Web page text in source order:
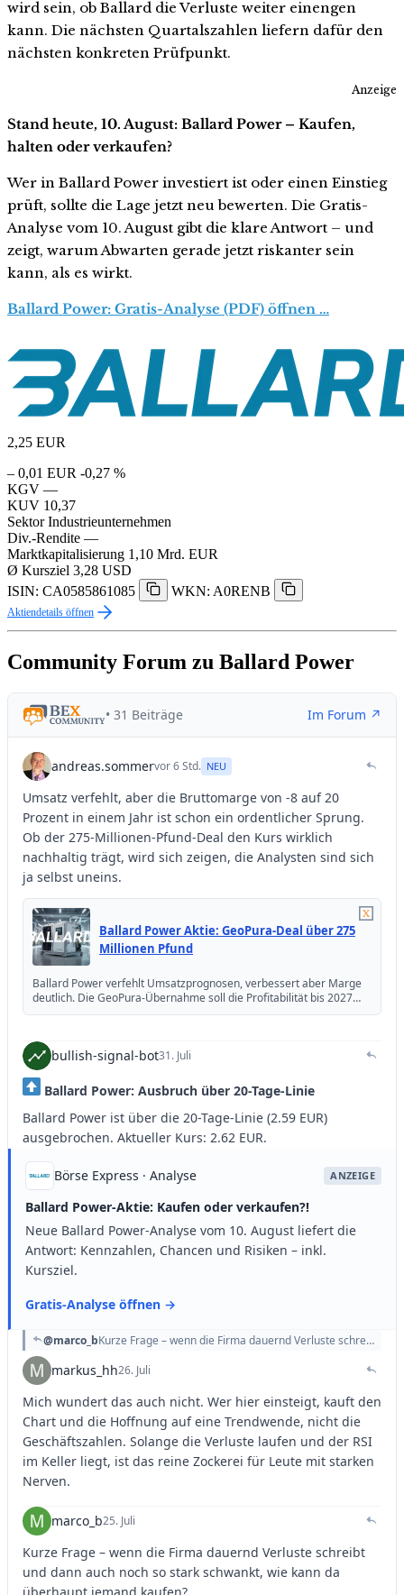
wird sein, ob Ballard die Verluste weiter einengen
kann. Die nächsten Quartalszahlen liefern dafür den
nächsten konkreten Prüfpunkt.
Anzeige
Stand heute, 10. August: Ballard Power – Kaufen,
halten oder verkaufen?
Wer in Ballard Power investiert ist oder einen Einstieg
prüft, sollte die Lage jetzt neu bewerten. Die Gratis-
Analyse vom 10. August gibt die klare Antwort – und
zeigt, warum Abwarten gerade jetzt riskanter sein
kann, als es wirkt.
Ballard Power: Gratis-Analyse (PDF) öffnen …
2,25 EUR
– 0,01 EUR -0,27 %
KGV —
KUV 10,37
Sektor Industrieunternehmen
Div.-Rendite —
Marktkapitalisierung 1,10 Mrd. EUR
Ø Kursziel 3,28 USD
ISIN: CA0585861085
WKN: A0RENB
Aktiendetails öffnen
Community Forum zu Ballard Power